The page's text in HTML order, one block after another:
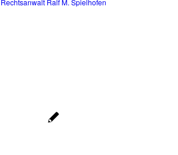
Rechtsanwalt Ralf M. Spielhofen